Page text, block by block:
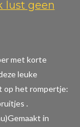
lust geen
met korte
leuke
op het rompertje:
.
Gemaakt in